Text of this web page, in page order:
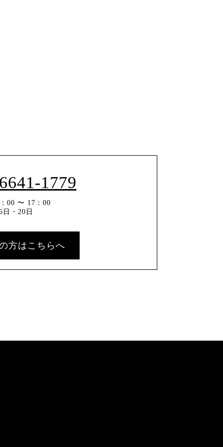
1779
00 〜 17：00
・20日
方はこちらへ